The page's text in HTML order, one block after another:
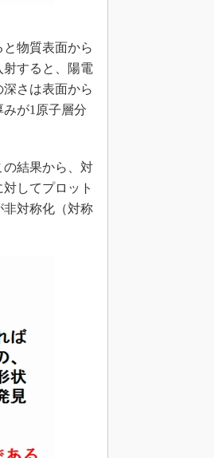
物質表面から
すると、陽電
さは表面から
が1原子層分
結果から、対
してプロット
非対称化（対称